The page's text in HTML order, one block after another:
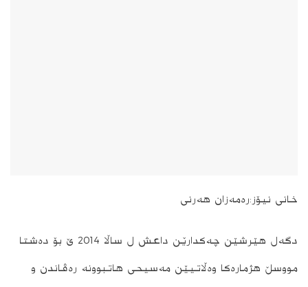
خانی نیۆز:ره‌مه‌زان هه‌رنی
دگه‌ل هێرشێن چه‌كدارێن داعش ل ساڵا 2014 ێ بۆ ده‌شتا
مووسڵ هژماره‌كا وه‌ڵاتیێن مه‌سیحی هاتبوونه‌‌ ره‌ڤاندن و